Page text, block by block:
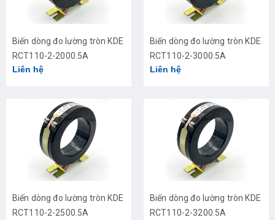
Biến dòng đo lường tròn KDE
RCT110-2-2000.5A
Liên hệ
Biến dòng đo lường tròn KDE
RCT110-2-3000.5A
Liên hệ
Biến dòng đo lường tròn KDE
RCT110-2-2500.5A
Biến dòng đo lường tròn KDE
RCT110-2-3200.5A